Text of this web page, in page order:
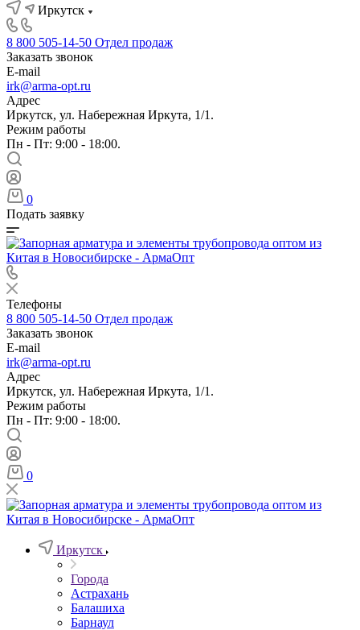
Иркутск
8 800 505-14-50 Отдел продаж
Заказать звонок
E-mail
irk@arma-opt.ru
Адрес
Иркутск, ул. Набережная Иркута, 1/1.
Режим работы
Пн - Пт: 9:00 - 18:00.
0
Подать заявку
Телефоны
8 800 505-14-50 Отдел продаж
Заказать звонок
E-mail
irk@arma-opt.ru
Адрес
Иркутск, ул. Набережная Иркута, 1/1.
Режим работы
Пн - Пт: 9:00 - 18:00.
0
Иркутск
Города
Астрахань
Балашиха
Барнаул